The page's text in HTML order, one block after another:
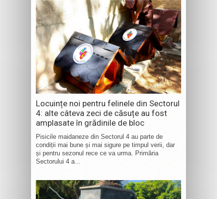
Locuințe noi pentru felinele din Sectorul
4: alte câteva zeci de căsuțe au fost
amplasate în grădinile de bloc
Pisicile maidaneze din Sectorul 4 au parte de
condiții mai bune și mai sigure pe timpul verii, dar
și pentru sezonul rece ce va urma. Primăria
Sectorului 4 a...